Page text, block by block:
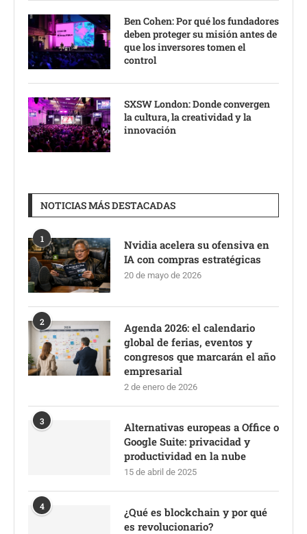
Ben Cohen: Por qué los fundadores
deben proteger su misión antes de
que los inversores tomen el
control
SXSW London: Donde convergen
la cultura, la creatividad y la
innovación
NOTICIAS MÁS DESTACADAS
1
Nvidia acelera su ofensiva en
IA con compras estratégicas
20 de mayo de 2026
2
Agenda 2026: el calendario
global de ferias, eventos y
congresos que marcarán el año
empresarial
2 de enero de 2026
3
Alternativas europeas a Office o
Google Suite: privacidad y
productividad en la nube
15 de abril de 2025
4
¿Qué es blockchain y por qué
es revolucionario?